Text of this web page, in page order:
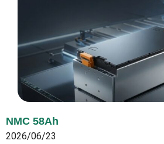
NMC 58Ah
2026/06/23